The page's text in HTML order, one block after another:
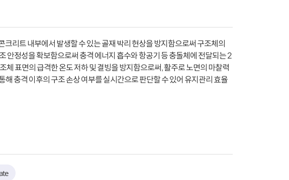
리트 내부에서 발생할 수 있는 골재 박리 현상을 방지함으로써 구조체의
안정성을 확보함으로써 충격 에너지 흡수와 항공기 등 충돌체에 전달되는 2
표면의 급격한 온도 저하 및 결빙을 방지함으로써, 활주로 노면의 마찰력
충격 이후의 구조 손상 여부를 실시간으로 판단할 수 있어 유지관리 효율